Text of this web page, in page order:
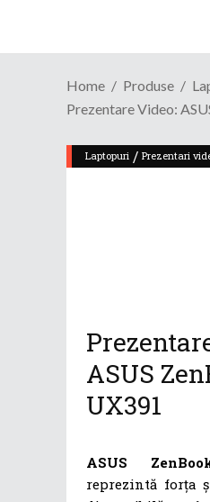
Home Produse
Prezentare Video:
Laptopuri / Prezentari
ASUS
UX391
ASUS
reprezintă forța